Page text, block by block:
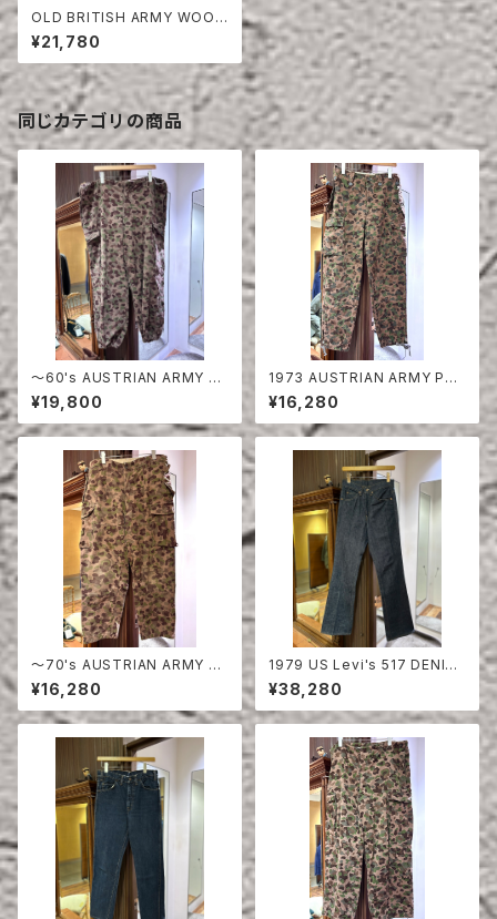
OLD BRITISH ARMY WOOL
TROUSERS
¥21,780
同じカテゴリの商品
〜60's AUSTRIAN ARMY PE
A DOT CAMO FIERD PANT
S
¥19,800
1973 AUSTRIAN ARMY PEA
DOT CAMO FIERD PANTS
¥16,280
〜70's AUSTRIAN ARMY PE
A DOT CAMO FIERD PANT
S
¥16,280
1979 US Levi's 517 DENIM
PANTS DEAD STOCK
¥38,280